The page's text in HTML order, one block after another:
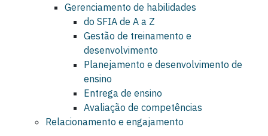
Gerenciamento de habilidades
do SFIA de A a Z
Gestão de treinamento e
desenvolvimento
Planejamento e desenvolvimento de
ensino
Entrega de ensino
Avaliação de competências
Relacionamento e engajamento